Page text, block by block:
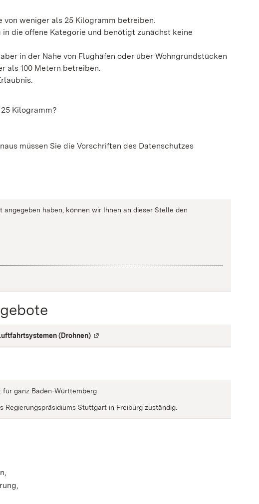
weniger als 25 Kilogramm betreiben.
die offene Kategorie und benötigt zunächst keine
in der Nähe von Flughäfen oder über Wohngrundstücken
als 100 Metern betreiben.
Kilogramm?
müssen Sie die Vorschriften des Datenschutzes
haben, können wir Ihnen an dieser Stelle den
(Drohnen) Externe Verlinkung
für ganz Baden-Württemberg
Stuttgart in Freiburg zuständig.